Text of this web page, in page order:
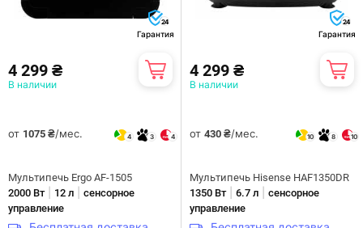
24
Гарантия
4 299 ₴
В наличии
от 1075 ₴/мес. 4 3 4
Мультипечь Ergo AF-1505
2000 Вт| 12 л
сенсорное
управление
24
Гарантия
4 299 ₴
В наличии
от 430 ₴/мес. 10 8 10
Мультипечь Hisense HAF1350DR
1350 Вт| 6.7 л
сенсорное
управление